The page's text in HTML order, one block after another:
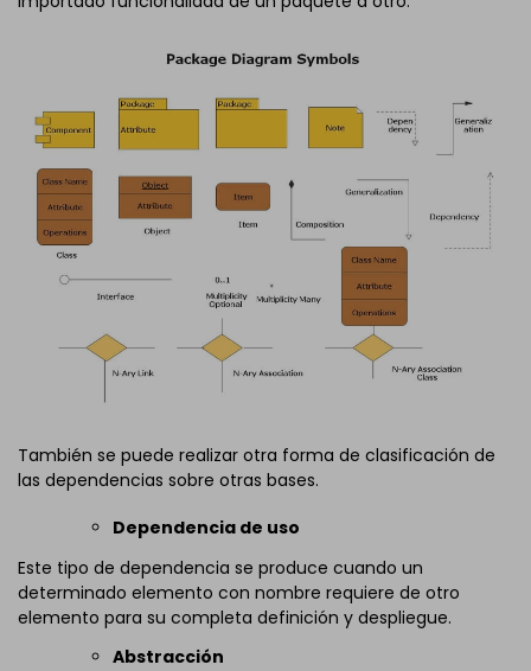
También se puede realizar otra forma de clasificación de
las dependencias sobre otras bases.
Dependencia de uso
Este tipo de dependencia se produce cuando un
determinado elemento con nombre requiere de otro
elemento para su completa definición y despliegue.
Abstracción